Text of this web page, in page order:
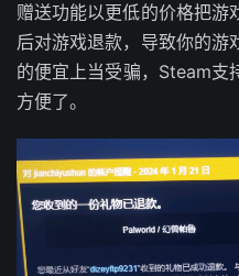
赠送功能以更低的价格把游
后对游戏退款，导致你的游
的便宜上当受骗，Steam支
方便了。